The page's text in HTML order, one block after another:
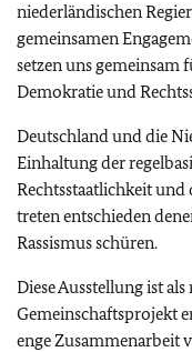
niederländischen
gemeinsamen
setzen uns gemeinsam
Demokratie und
Deutschland und die
Einhaltung der
Rechtsstaatlichkeit und
treten entschieden
Rassismus schüren.
Diese Ausstellung ist
Gemeinschaftsprojekt
enge Zusammenarbeit